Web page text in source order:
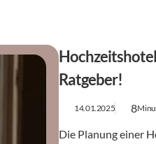
Ratgeber!
14.01.2025 8
Die Planung einer